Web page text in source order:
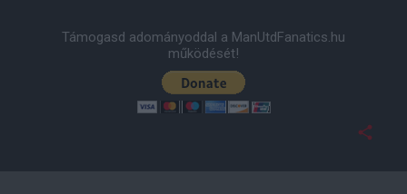
Támogasd adományoddal a ManUtdFanatics.hu
működését!